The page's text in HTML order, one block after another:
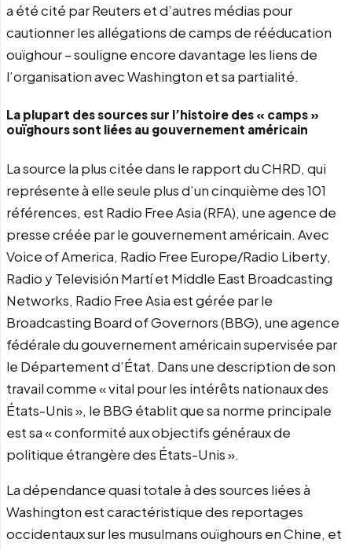
a été cité par Reuters et d’autres médias pour
cautionner les allégations de camps de rééducation
ouïghour – souligne encore davantage les liens de
l’organisation avec Washington et sa partialité.
La plupart des sources sur l’histoire des « camps »
ouïghours sont liées au gouvernement américain
La source la plus citée dans le rapport du CHRD, qui
représente à elle seule plus d’un cinquième des 101
références, est Radio Free Asia (RFA), une agence de
presse créée par le gouvernement américain. Avec
Voice of America, Radio Free Europe/Radio Liberty,
Radio y Televisión Martí et Middle East Broadcasting
Networks, Radio Free Asia est gérée par le
Broadcasting Board of Governors (BBG), une agence
fédérale du gouvernement américain supervisée par
le Département d’État. Dans une description de son
travail comme « vital pour les intérêts nationaux des
États-Unis », le BBG établit que sa norme principale
est sa « conformité aux objectifs généraux de
politique étrangère des États-Unis ».
La dépendance quasi totale à des sources liées à
Washington est caractéristique des reportages
occidentaux sur les musulmans ouïghours en Chine, et